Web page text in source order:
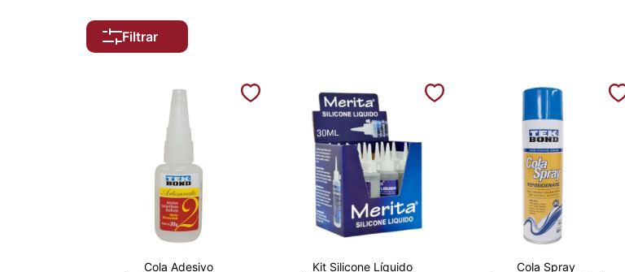
Filtrar
Cola Adesivo
Kit Silicone Líquido
Cola Spray